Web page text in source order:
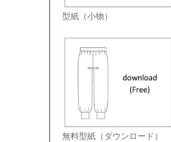
型紙（小物）
無料型紙（ダウンロード）